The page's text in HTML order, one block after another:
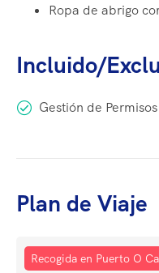
Ropa de abrigo
Incluido/
Gestión de Permisos
Plan de Viaje
Recogida en Puerto O